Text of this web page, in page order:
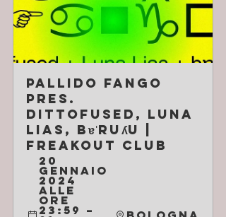
Pallido Fango
pres.
Dittofused, Luna
Lias, bɐˈruʎu |
Freakout Club
20
gennaio
2024
alle
ore
23:59 –